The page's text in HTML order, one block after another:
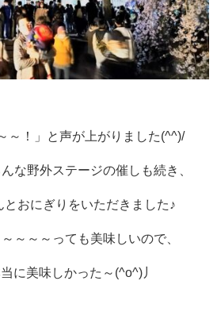
～！」と声が上がりました(^^)/
な野外ステージの催しも続き、
おにぎりをいただきました♪
～～～っても美味しいので、
に美味しかった～(^o^)丿